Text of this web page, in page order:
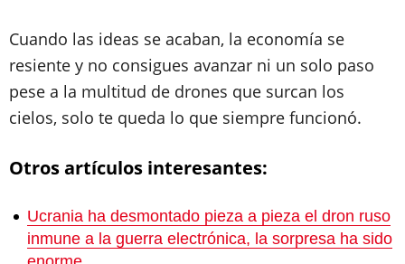
Cuando las ideas se acaban, la economía se
resiente y no consigues avanzar ni un solo paso
pese a la multitud de drones que surcan los
cielos, solo te queda lo que siempre funcionó.
Otros artículos interesantes:
Ucrania ha desmontado pieza a pieza el dron ruso
inmune a la guerra electrónica, la sorpresa ha sido